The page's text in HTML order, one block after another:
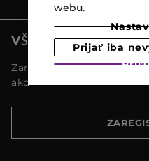
VŠETKY NOVINKY
Zaregistrujte sa a objavte
akcie
webu.
Prijať iba